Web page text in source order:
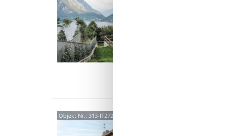
Objekt Nr.: 313-IT2725.350.2